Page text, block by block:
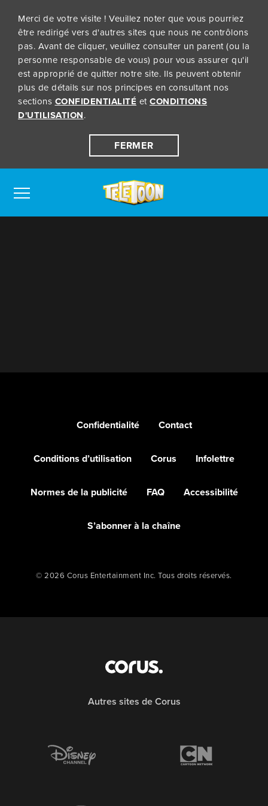
Merci de votre visite ! Veuillez noter que vous pourriez
être redirigé vers d'autres sites que nous ne contrôlons
pas. Avant de cliquer, veuillez consulter un parent (ou la
personne responsable de vous) pour vous assurer qu'il
est approprié de quitter notre site. Ils peuvent obtenir
plus de détails sur nos principes en consultant nos
sections CONFIDENTIALITÉ etCONDITIONS
D'UTILISATION.
Confidentialité Contact
Conditions d’utilisation Corus Infolettre
Normes de la publicité FAQ Accessibilité
S’abonner à la chaîne
© 2026 Corus Entertainment Inc. Tous droits réservés.
Autres sites de Corus